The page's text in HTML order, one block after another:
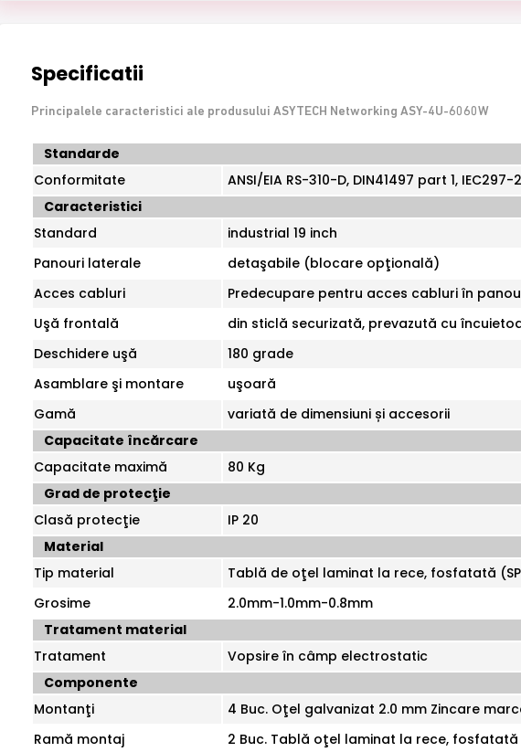
Specificatii
Principalele caracteristici ale produsului ASYTECH Networking ASY-4U-6060W
Specificatii
tehnice
ASYTECH
Networking
ASY-
6060W
Standarde
Conformitate
ANSI/EIA RS-310-D, DIN41497 part 1,
Caracteristici
Standard
industrial 19 inch
Panouri laterale
detaşabile (blocare opţională)
Acces cabluri
Predecupare pentru acces cabluri în
Uşă frontală
din sticlă securizată, prevazută cu
Deschidere uşă
180 grade
Asamblare şi montare
uşoară
Gamă
variată de dimensiuni și accesorii
Capacitate încărcare
Capacitate maximă
80 Kg
Grad de protecţie
Clasă protecţie
IP 20
Material
Tip material
Tablă de oţel laminat la rece, fosfatată
Grosime
2.0mm-1.0mm-0.8mm
Tratament material
Tratament
Vopsire în câmp electrostatic
Componente
Montanţi
4 Buc. Oţel galvanizat 2.0 mm Zincare
Ramă montaj
2 Buc. Tablă oţel laminat la rece,